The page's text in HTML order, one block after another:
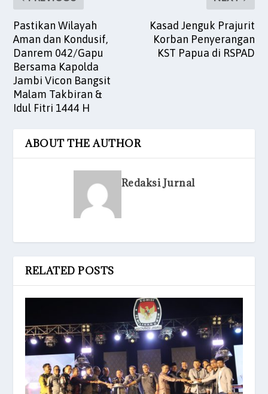
Pastikan Wilayah
Aman dan Kondusif,
Danrem 042/Gapu
Bersama Kapolda
Jambi Vicon Bangsit
Malam Takbiran &
Idul Fitri 1444 H
Kasad Jenguk Prajurit
Korban Penyerangan
KST Papua di RSPAD
ABOUT THE AUTHOR
Redaksi Jurnal
RELATED POSTS